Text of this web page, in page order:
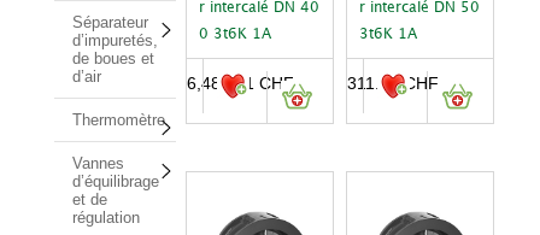
Séparateur
d’impuretés,
de boues et
d’air
Thermomètre
Vannes
d’équilibrage
et de
régulation
r intercalé DN 40
0 3t6K 1A
6,486.41CHF
r intercalé DN 50
3t6K 1A
311.07CHF